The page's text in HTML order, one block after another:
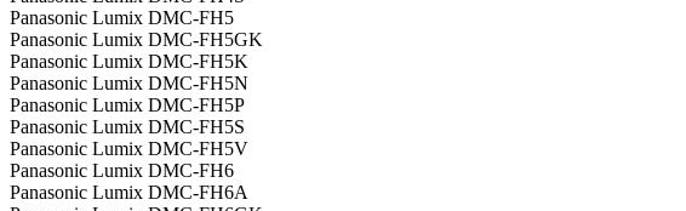
Panasonic Lumix DMC-FH5
Panasonic Lumix DMC-FH5GK
Panasonic Lumix DMC-FH5K
Panasonic Lumix DMC-FH5N
Panasonic Lumix DMC-FH5P
Panasonic Lumix DMC-FH5S
Panasonic Lumix DMC-FH5V
Panasonic Lumix DMC-FH6
Panasonic Lumix DMC-FH6A